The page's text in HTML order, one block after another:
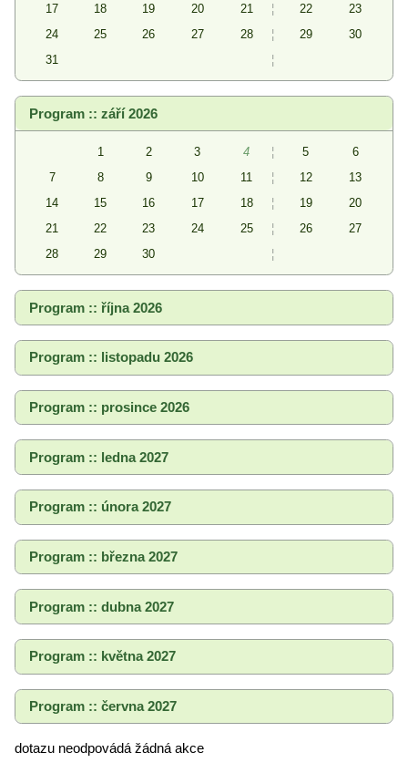
17
18 19 20 21 ¦ 22
23
24
25 26 27 28 ¦ 29
30
31
¦
Program :: září 2026
1 2 3 4 ¦ 5
6
7
8 9 10 11 ¦ 12
13
14
15 16 17 18 ¦ 19
20
21
22 23 24 25 ¦ 26
27
28
29 30 ¦
Program :: října 2026
Program :: listopadu 2026
Program :: prosince 2026
Program :: ledna 2027
Program :: února 2027
Program :: března 2027
Program :: dubna 2027
Program :: května 2027
Program :: června 2027
dotazu neodpovádá žádná akce